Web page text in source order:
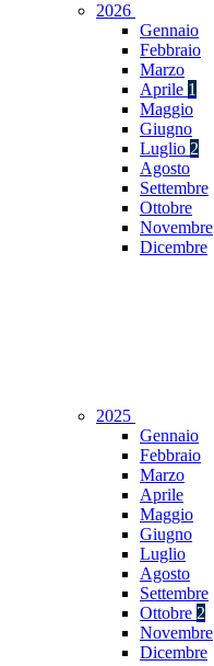
2026
Gennaio
Febbraio
Marzo
Aprile 1
Maggio
Giugno
Luglio 2
Agosto
Settembre
Ottobre
Novembre
Dicembre
2025
Gennaio
Febbraio
Marzo
Aprile
Maggio
Giugno
Luglio
Agosto
Settembre
Ottobre 2
Novembre
Dicembre